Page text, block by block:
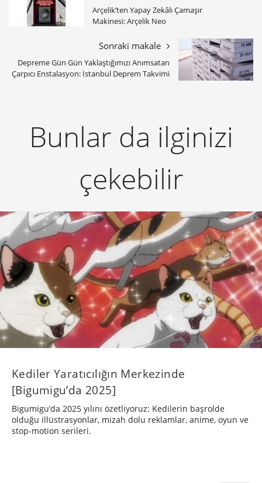
Arçelik’ten Yapay Zekâlı Çamaşır
Makinesi: Arçelik Neo
Sonraki makale
Depreme Gün Gün Yaklaştığımızı Anımsatan
Çarpıcı Enstalasyon: İstanbul Deprem Takvimi
Bunlar da ilginizi
çekebilir
Kediler Yaratıcılığın Merkezinde
[Bigumigu’da 2025]
Bigumigu’da 2025 yılını özetliyoruz: Kedilerin başrolde
olduğu illüstrasyonlar, mizah dolu reklamlar, anime, oyun ve
stop-motion serileri.